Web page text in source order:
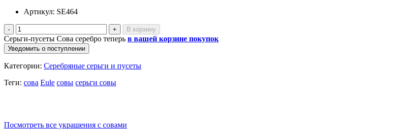
Артикул: SE464
- +
Серьги-пусеты Сова серебро теперь в вашей корзине покупок
Уведомить о поступлении
Категории: Серебряные серьги и пусеты
Теги: сова Eule совы серьги совы
Посмотреть все украшения с совами